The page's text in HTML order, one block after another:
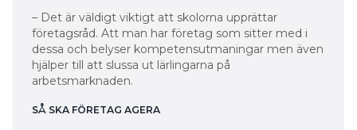
– Det är väldigt viktigt att skolorna upprättar
företagsråd. Att man har företag som sitter med i
dessa och belyser kompetensutmaningar men även
hjälper till att slussa ut lärlingarna på
arbetsmarknaden.
SÅ SKA FÖRETAG AGERA